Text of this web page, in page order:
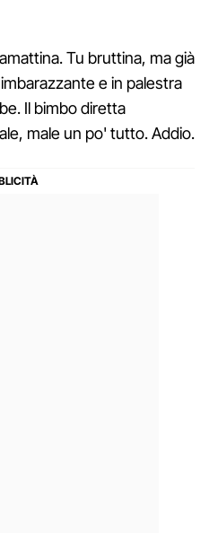
Tu bruttina, ma già
e in palestra
Il bimbo diretta
male un po' tutto. Addio.